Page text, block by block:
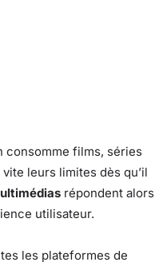
consomme films, séries
leurs limites dès qu’il
répondent alors
utilisateur.
les plateformes de